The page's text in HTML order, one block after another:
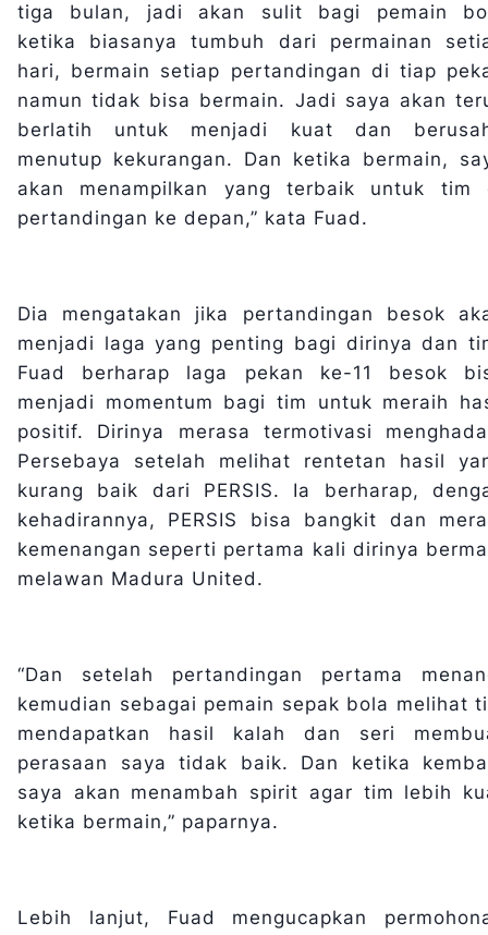
tiga bulan, jadi akan sulit bagi pemain
ketika biasanya tumbuh dari permainan
hari, bermain setiap pertandingan di tiap
namun tidak bisa bermain. Jadi saya akan
berlatih untuk menjadi kuat dan
menutup kekurangan. Dan ketika bermain,
akan menampilkan yang terbaik untuk tim
pertandingan ke depan,” kata Fuad.
Dia mengatakan jika pertandingan besok
menjadi laga yang penting bagi dirinya dan
Fuad berharap laga pekan ke-11 besok
menjadi momentum bagi tim untuk meraih
positif. Dirinya merasa termotivasi
Persebaya setelah melihat rentetan hasil
kurang baik dari PERSIS. Ia berharap,
kehadirannya, PERSIS bisa bangkit dan
kemenangan seperti pertama kali dirinya
melawan Madura United.
“Dan setelah pertandingan pertama
kemudian sebagai pemain sepak bola melihat
mendapatkan hasil kalah dan seri
perasaan saya tidak baik. Dan ketika
saya akan menambah spirit agar tim lebih
ketika bermain,” paparnya.
Lebih lanjut, Fuad mengucapkan